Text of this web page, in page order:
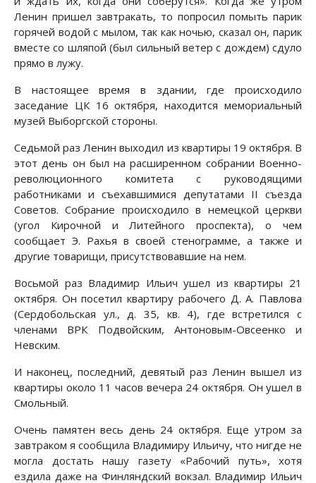
Ленин пришел завтракать, то попросил помыть парик
горячей водой с мылом, так как ночью, сказал он, парик
вместе со шляпой (был сильный ветер с дождем) сдуло
прямо в лужу.
В настоящее время в здании, где происходило
заседание ЦК 16 октября, находится мемориальный
музей Выборгской стороны.
Седьмой раз Ленин выходил из квартиры 19 октября. В
этот день он был на расширенном собрании Военно-
революционного комитета с руководящими
работниками и съехавшимися депутатами II съезда
Советов. Собрание происходило в немецкой церкви
(угол Кирочной и Литейного проспекта), о чем
сообщает Э. Рахья в своей стенограмме, а также и
другие товарищи, присутствовавшие на нем.
Восьмой раз Владимир Ильич ушел из квартиры 21
октября. Он посетил квартиру рабочего Д. А. Павлова
(Сердобольская ул., д. 35, кв. 4), где встретился с
членами ВРК Подвойским, Антоновым-Овсеенко и
Невским.
И наконец, последний, девятый раз Ленин вышел из
квартиры около 11 часов вечера 24 октября. Он ушел в
Смольный.
Очень памятен весь день 24 октября. Еще утром за
завтраком я сообщила Владимиру Ильичу, что нигде не
могла достать нашу газету «Рабочий путь», хотя
ездила даже на Финляндский вокзал. Владимир Ильич